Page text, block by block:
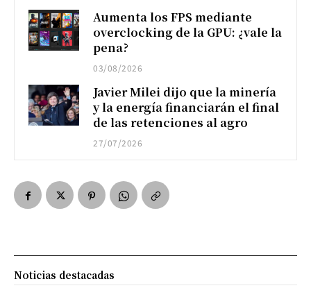
Aumenta los FPS mediante
overclocking de la GPU: ¿vale la
pena?
03/08/2026
Javier Milei dijo que la minería
y la energía financiarán el final
de las retenciones al agro
27/07/2026
Noticias destacadas